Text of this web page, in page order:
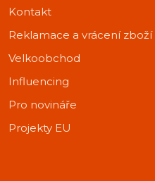
Kontakt
Reklamace a vrácení zboží
Velkoobchod
Influencing
Pro novináře
Projekty EU